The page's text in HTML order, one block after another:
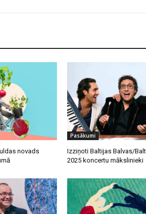
novads
Pasākumi
Izziņoti Baltijas Balvas/
2025 koncertu mākslinieki